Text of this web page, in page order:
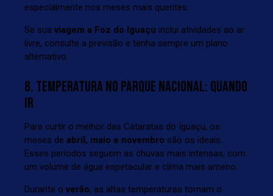
especialmente nos meses mais quentes.
Se sua viagem a Foz do Iguaçu inclui atividades ao ar
livre, consulte a previsão e tenha sempre um plano
alternativo.
8. TEMPERATURA NO PARQUE NACIONAL: QUANDO
IR
Para curtir o melhor das Cataratas do Iguaçu, os
meses de abril, maio e novembro são os ideais.
Esses períodos seguem as chuvas mais intensas, com
um volume de água espetacular e clima mais ameno.
Durante o verão, as altas temperaturas tornam o